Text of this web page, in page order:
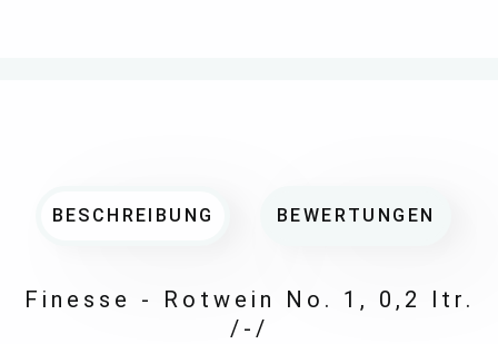
BESCHREIBUNG BEWERTUNGEN
Finesse - Rotwein No. 1, 0,2 ltr.
/-/